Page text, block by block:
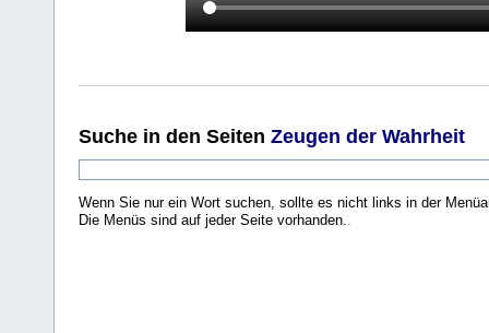
Suche in den Seiten Zeugen der Wahrheit
Wenn Sie nur ein Wort suchen, sollte es nicht links in der
Die Menüs sind auf jeder Seite vorhanden.